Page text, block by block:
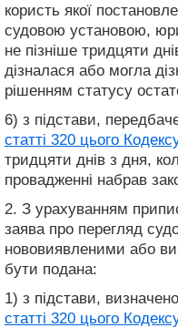
користь якої
судовою установою,
не пізніше тридцяти
дізналася або могла
рішенням статусу
6) з підстави,
статті 320 цього Кодексу
тридцяти днів з дня,
провадженні набрав
2. З урахуванням
заява про перегляд
нововиявленими або
бути подана:
1) з підстави,
статті 320 цього Кодексу